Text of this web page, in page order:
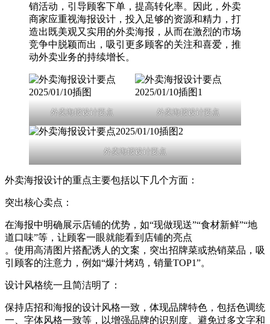
销活动，引导顾客下单，提高转化率。因此，外卖
商家应重视海报设计，投入足够的资源和精力，打
造出既美观又实用的外卖海报，从而在激烈的市场
竞争中脱颖而出，吸引更多顾客的关注和喜爱，推
动外卖业务的持续增长。
外卖海报设计要点 外卖海报设计要点
外卖海报设计要点
外卖海报设计的重点主要包括以下几个方面：
‌突出核心卖点‌：
在海报中明确展示店铺的优势，如“现做现送”“食材新鲜”“地
道口味”等，让顾客一眼就能看到店铺的亮点‌
。使用高清图片搭配诱人的文案，突出招牌菜或热销菜品，吸
引顾客的注意力，例如“爆汁烤鸡，销量TOP1”‌。
‌设计风格统一且简洁明了‌：
保持店招和海报的设计风格一致，体现品牌特色，包括色调统
一、字体风格一致等，以增强品牌的识别度‌。避免过多文字和